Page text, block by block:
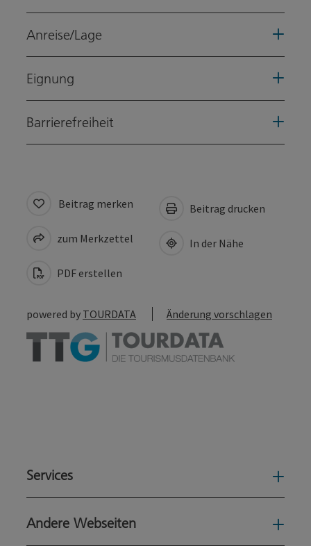
Anreise/Lage
Eignung
Barrierefreiheit
Beitrag merken
zum Merkzettel
PDF erstellen
Beitrag drucken
In der Nähe
powered by TOURDATA Änderung vorschlagen
Services
Andere Webseiten